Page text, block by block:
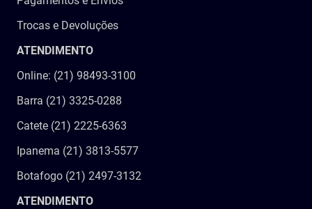
Trocas e Devoluções
ATENDIMENTO
Online: (21) 98493-3100
Barra (21) 3325-0288
Catete (21) 2225-6363
Ipanema (21) 3813-5577
Botafogo (21) 2497-3132
ATENDIMENTO